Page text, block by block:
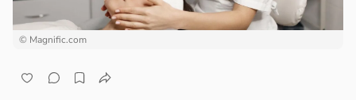
© Magnific.com